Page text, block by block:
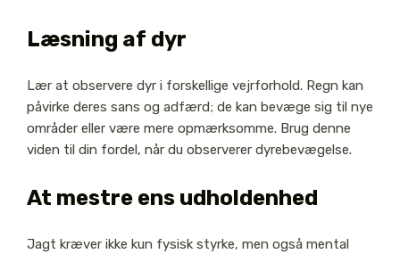
Læsning af dyr
Lær at observere dyr i forskellige vejrforhold. Regn kan
påvirke deres sans og adfærd; de kan bevæge sig til nye
områder eller være mere opmærksomme. Brug denne
viden til din fordel, når du observerer dyrebevægelse.
At mestre ens udholdenhed
Jagt kræver ikke kun fysisk styrke, men også mental